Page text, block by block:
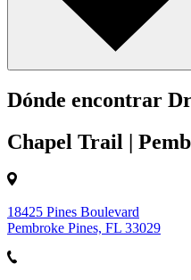
Dónde encontrar
Chapel Trail |
18425 Pines Boulevard
Pembroke Pines, FL 33029